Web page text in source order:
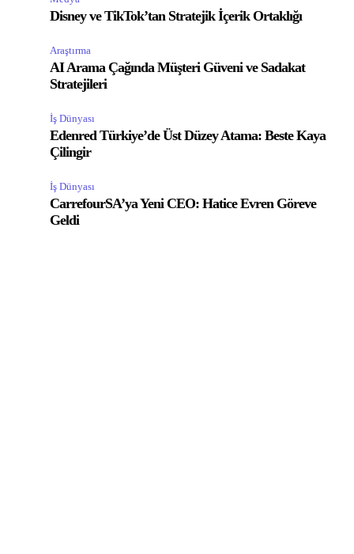
Disney ve TikTok’tan Stratejik İçerik Ortaklığı
Araştırma
AI Arama Çağında Müşteri Güveni ve Sadakat
Stratejileri
İş Dünyası
Edenred Türkiye’de Üst Düzey Atama: Beste Kaya
Çilingir
İş Dünyası
CarrefourSA’ya Yeni CEO: Hatice Evren Göreve
Geldi